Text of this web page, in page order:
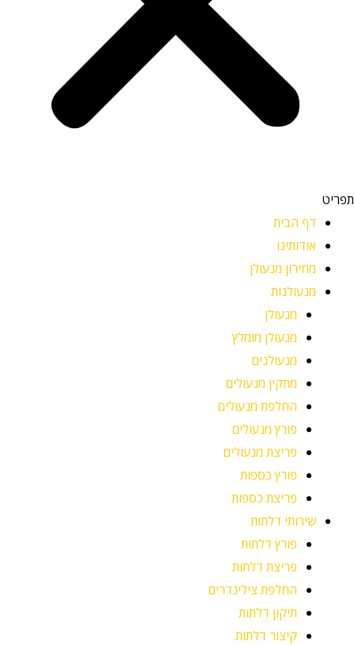
תפריט
דף הבית
אודותינו
מחירון מנעולן
מנעולנות
מנעולן
מנעולן מומלץ
מנעולנים
מתקין מנעולים
החלפת מנעולים
פורץ מנעולים
פריצת מנעולים
פורץ כספות
פריצת כספות
שירותי דלתות
פורץ דלתות
פריצת דלתות
החלפת צילינדרים
תיקון דלתות
קיצור דלתות